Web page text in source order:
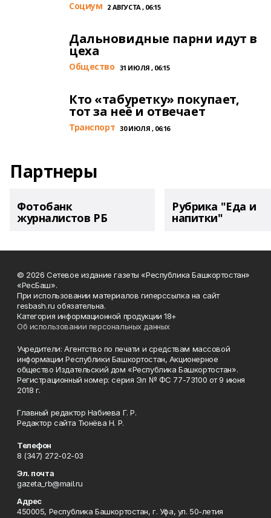
Cоциум 2 АВГУСТА , 06:15
Дальновидные парни идут в
цеха
Общество 31 ИЮЛЯ , 06:15
Кто «табуретку» покупает,
тот за неё и отвечает
Транспорт 30 ИЮЛЯ , 06:16
Партнеры
Фотобанк
журналистов РБ
Рубрика "Еда и
напитки"
© 2026 Сетевое издание газеты «Республика Башкортостан»
«РесБаш».
При использовании материалов гиперссылка на сайт
resbash.ru обязательна.
Категория информационной продукции 18+
Об использовании персональных данных
Учредители: Агентство по печати и средствам массовой
информации Республики Башкортостан, Акционерное
общество Издательский дом «Республика Башкортостан».
Регистрационный номер: серия Эл № ФС 77-73100 от 9 июня
2018 г.
Главный редактор Набиева Г. Р.
Редактор сайта Тюнёва Н. Р.
Телефон
8 (347) 272-02-03
Эл. почта
gazeta_rb@mail.ru
Адрес
450005, Республика Башкортостан, г. Уфа, ул. 50-летия